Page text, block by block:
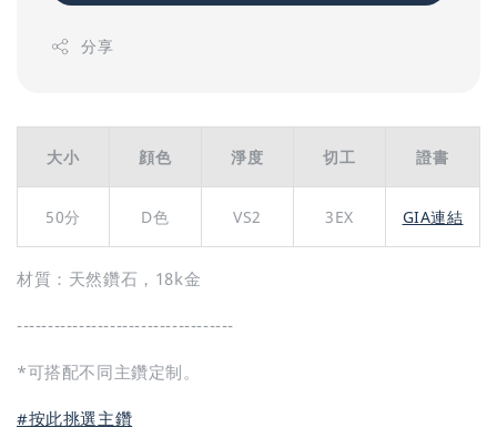
分享
大小 顔色 淨度 切工 證書
50分 D色 VS2 3EX GIA連結
材質：天然鑽石，18k金
-----------------------------------
*可搭配不同主鑽定制。
#按此挑選主鑽